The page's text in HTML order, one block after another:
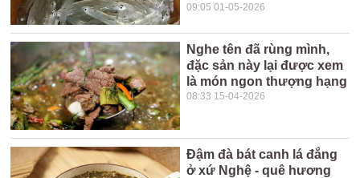
09:05 01-05-2026
Nghe tên đã rùng mình,
đặc sản này lại được xem
là món ngon thượng hạng
08:33 15-04-2026
Đậm đà bát canh lá đắng
ở xứ Nghệ - quê hương